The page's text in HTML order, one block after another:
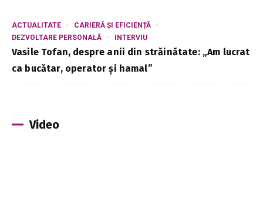
ACTUALITATE
CARIERĂ ȘI EFICIENȚĂ
DEZVOLTARE PERSONALĂ
INTERVIU
Vasile Tofan, despre anii din străinătate: „Am lucrat
ca bucătar, operator și hamal”
Video